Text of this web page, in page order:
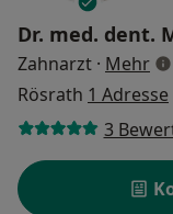
Dr. med. dent.
Zahnarzt · Mehr
Rösrath 1 Adresse
3